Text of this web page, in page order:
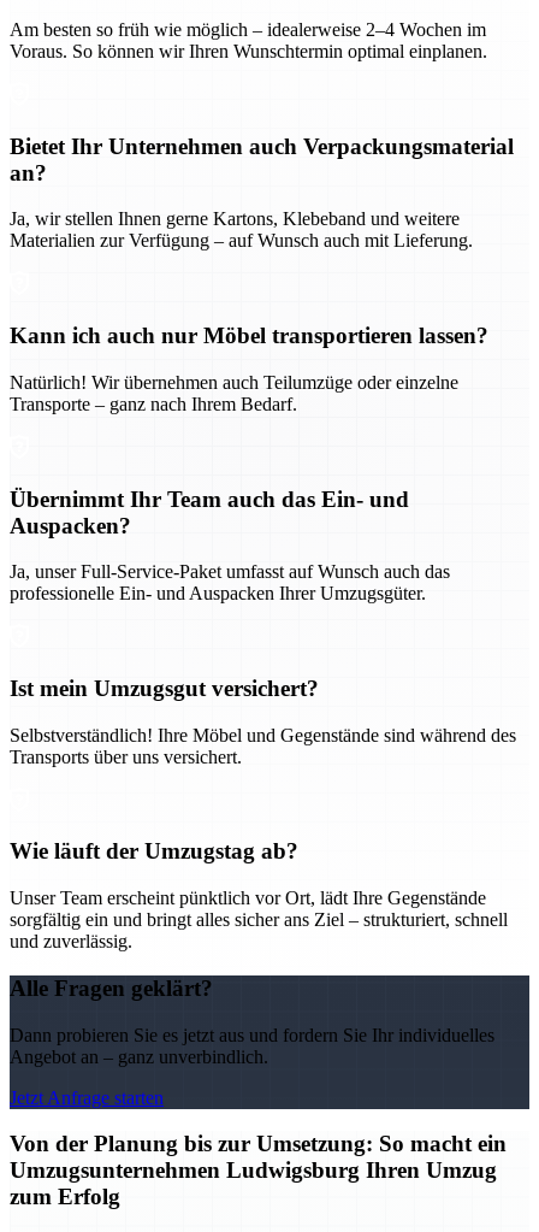
Am besten so früh wie möglich – idealerweise 2–4 Wochen im
Voraus. So können wir Ihren Wunschtermin optimal einplanen.
Bietet Ihr Unternehmen auch Verpackungsmaterial
an?
Ja, wir stellen Ihnen gerne Kartons, Klebeband und weitere
Materialien zur Verfügung – auf Wunsch auch mit Lieferung.
Kann ich auch nur Möbel transportieren lassen?
Natürlich! Wir übernehmen auch Teilumzüge oder einzelne
Transporte – ganz nach Ihrem Bedarf.
Übernimmt Ihr Team auch das Ein- und
Auspacken?
Ja, unser Full-Service-Paket umfasst auf Wunsch auch das
professionelle Ein- und Auspacken Ihrer Umzugsgüter.
Ist mein Umzugsgut versichert?
Selbstverständlich! Ihre Möbel und Gegenstände sind während des
Transports über uns versichert.
Wie läuft der Umzugstag ab?
Unser Team erscheint pünktlich vor Ort, lädt Ihre Gegenstände
sorgfältig ein und bringt alles sicher ans Ziel – strukturiert, schnell
und zuverlässig.
Alle Fragen geklärt?
Dann probieren Sie es jetzt aus und fordern Sie Ihr individuelles
Angebot an – ganz unverbindlich.
Jetzt Anfrage starten
Von der Planung bis zur Umsetzung: So macht ein
Umzugsunternehmen Ludwigsburg Ihren Umzug
zum Erfolg